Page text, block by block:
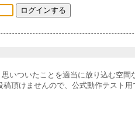
いついたことを適当に放り込む空
頂けませんので、公式動作テスト用